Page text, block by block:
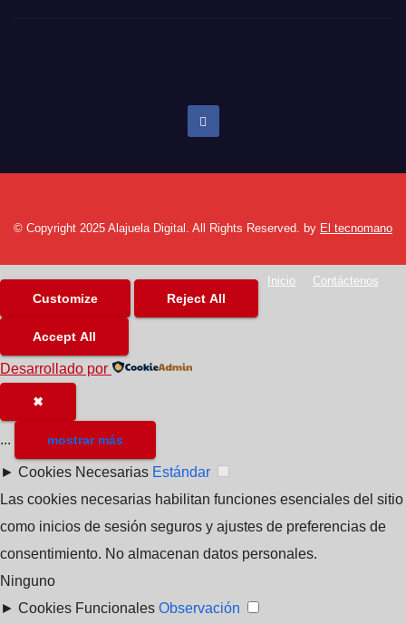
El periódico digital de Alajuela
© Copyright 2025 Alajuela Digital. All Rights Reserved. by El tecnomano
Inicio Contáctenos
Customize Reject All
Accept All
Desarrollado por
✖
... mostrar más
► Cookies Necesarias Estándar
Las cookies necesarias habilitan funciones esenciales del sitio
como inicios de sesión seguros y ajustes de preferencias de
consentimiento. No almacenan datos personales.
Ninguno
► Cookies Funcionales Observación